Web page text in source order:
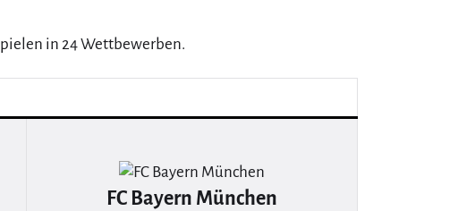
in 24 Wettbewerben.
FC Bayern München